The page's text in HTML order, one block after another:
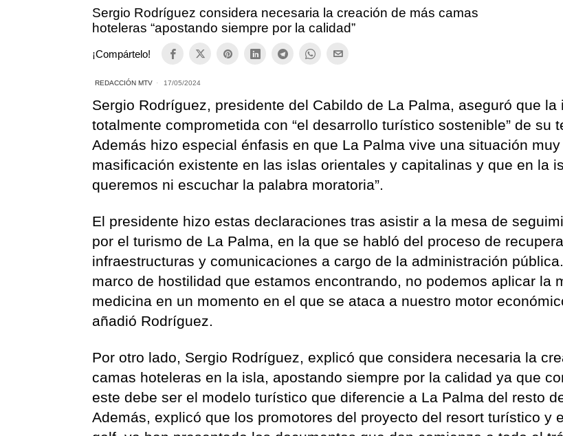
Sergio Rodríguez considera necesaria la creación de más camas
hoteleras “apostando siempre por la calidad”
¡Compártelo!
REDACCIÓN MTV 17/05/2024
Sergio Rodríguez, presidente del Cabildo de La Palma, aseguró que la
totalmente comprometida con “el desarrollo turístico sostenible” de su
Además hizo especial énfasis en que La Palma vive una situación
masificación existente en las islas orientales y capitalinas y que en la
queremos ni escuchar la palabra moratoria”.
El presidente hizo estas declaraciones tras asistir a la mesa de
por el turismo de La Palma, en la que se habló del proceso de
infraestructuras y comunicaciones a cargo de la administración
marco de hostilidad que estamos encontrando, no podemos aplicar la
medicina en un momento en el que se ataca a nuestro motor
añadió Rodríguez.
Por otro lado, Sergio Rodríguez, explicó que considera necesaria la
camas hoteleras en la isla, apostando siempre por la calidad ya que
este debe ser el modelo turístico que diferencie a La Palma del resto
Además, explicó que los promotores del proyecto del resort turístico y